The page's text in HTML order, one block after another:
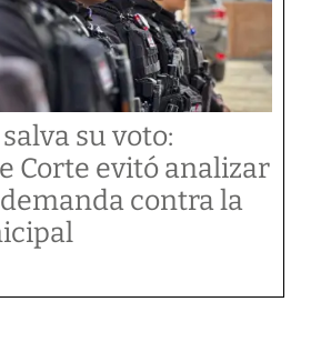
su voto:
Corte evitó analizar
contra la